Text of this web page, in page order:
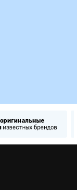
оригинальные
известных брендов